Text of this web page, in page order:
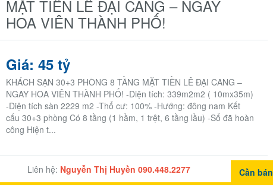
MẶT TIỀN LÊ ĐẠI CANG – NGAY
HOA VIÊN THÀNH PHỐ!
Giá: 45 tỷ
KHÁCH SẠN 30+3 PHÒNG 8 TẦNG MẶT TIỀN LÊ ĐẠI CANG –
NGAY HOA VIÊN THÀNH PHỐ! -Diện tích: 339m2m2 ( 10mx35m)
-Diện tích sàn 2229 m2 -Thổ cư: 100% -Hướng: đông nam Kết
cấu 30+3 phòng Có 8 tầng (1 hầm, 1 trệt, 6 tầng lầu) -Sổ đã hoàn
công Hiện t...
Liên hệ: Nguyễn Thị Huyền 090.448.2277 Cần bán